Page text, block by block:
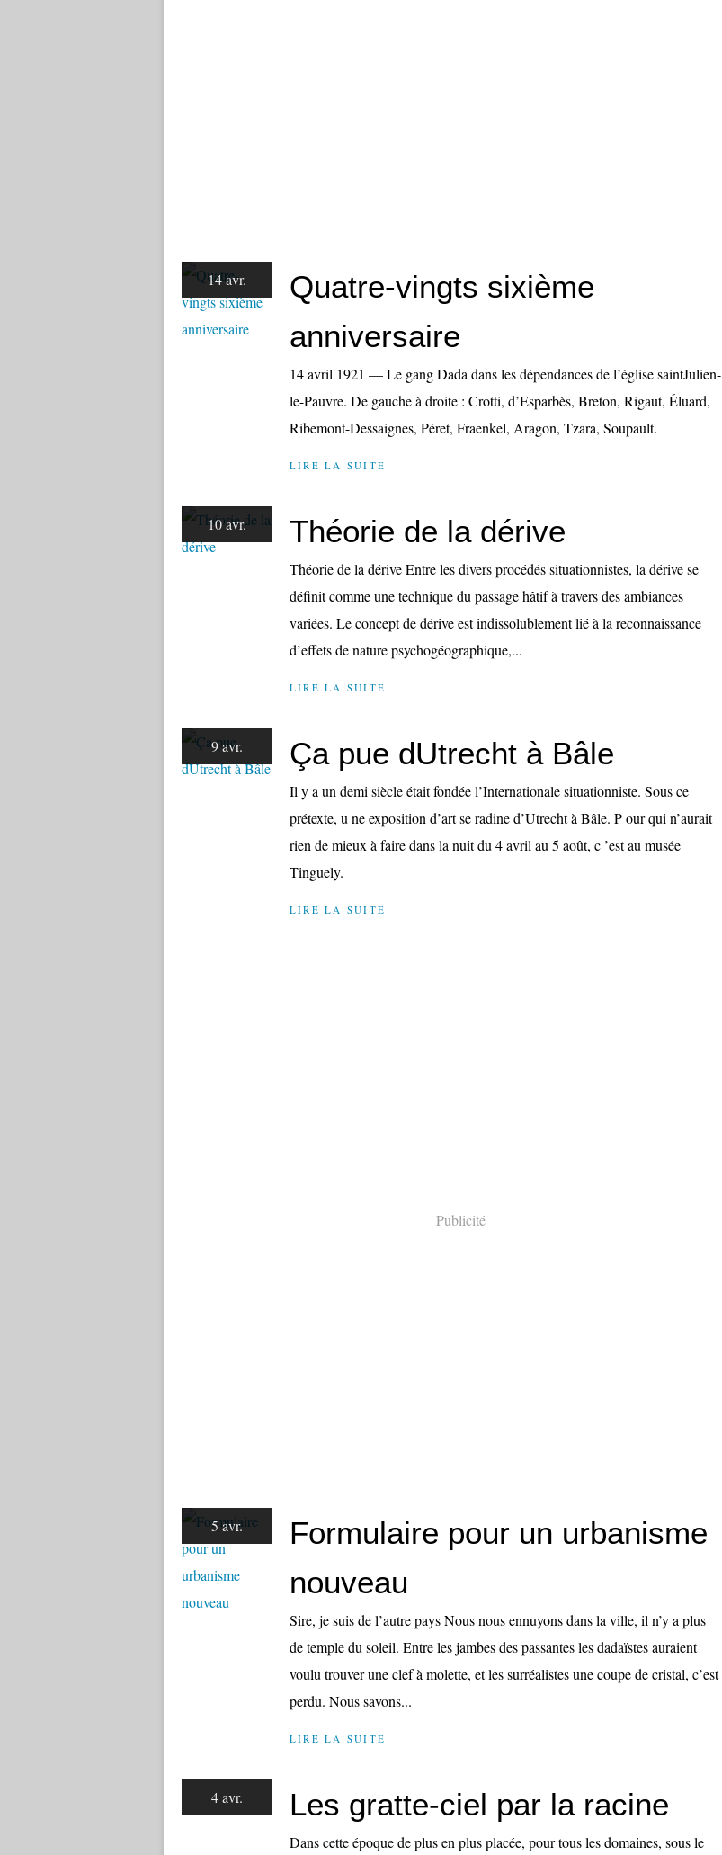
14 avr.
Quatre-vingts sixième
anniversaire
14 avril 1921 — Le gang Dada dans les dépendances de l’église saintJulien-
le-Pauvre. De gauche à droite : Crotti, d’Esparbès, Breton, Rigaut, Éluard,
Ribemont-Dessaignes, Péret, Fraenkel, Aragon, Tzara, Soupault.
LIRE LA SUITE
10 avr. Théorie de la dérive
Théorie de la dérive Entre les divers procédés situationnistes, la dérive se
définit comme une technique du passage hâtif à travers des ambiances
variées. Le concept de dérive est indissolublement lié à la reconnaissance
d’effets de nature psychogéographique,...
LIRE LA SUITE
9 avr. Ça pue dUtrecht à Bâle
Il y a un demi siècle était fondée l’Internationale situationniste. Sous ce
prétexte, u ne exposition d’art se radine d’Utrecht à Bâle. P our qui n’aurait
rien de mieux à faire dans la nuit du 4 avril au 5 août, c ’est au musée
Tinguely.
LIRE LA SUITE
Publicité
5 avr.
Formulaire pour un urbanisme
nouveau
Sire, je suis de l’autre pays Nous nous ennuyons dans la ville, il n’y a plus
de temple du soleil. Entre les jambes des passantes les dadaïstes auraient
voulu trouver une clef à molette, et les surréalistes une coupe de cristal, c’est
perdu. Nous savons...
LIRE LA SUITE
4 avr. Les gratte-ciel par la racine
Dans cette époque de plus en plus placée, pour tous les domaines, sous le